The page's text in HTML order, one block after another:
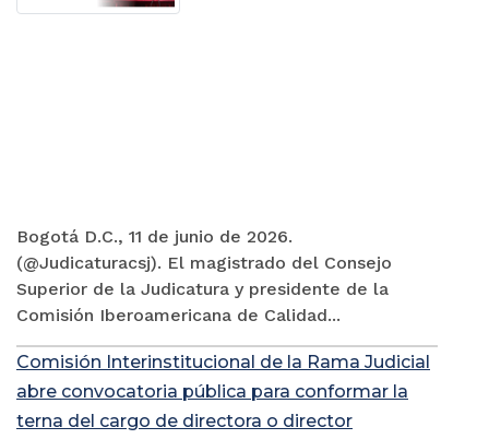
Bogotá D.C., 11 de junio de 2026.
(@Judicaturacsj). El magistrado del Consejo
Superior de la Judicatura y presidente de la
Comisión Iberoamericana de Calidad...
Comisión Interinstitucional de la Rama Judicial
abre convocatoria pública para conformar la
terna del cargo de directora o director